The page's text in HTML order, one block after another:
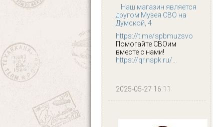
Наш магазин является
другом Музея СВО на
Думской, 4
https://t.me/spbmuzsvo
Помогайте СВОим
вместе с нами!
https://qr.nspk.ru/...
2025-05-27 16:11